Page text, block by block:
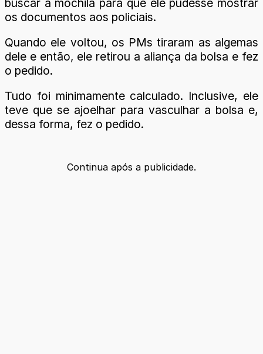
os documentos aos policiais.
Quando ele voltou, os PMs tiraram as algemas
dele e então, ele retirou a aliança da bolsa e fez
o pedido.
Tudo foi minimamente calculado. Inclusive, ele
teve que se ajoelhar para vasculhar a bolsa e,
dessa forma, fez o pedido.
Continua após a publicidade.